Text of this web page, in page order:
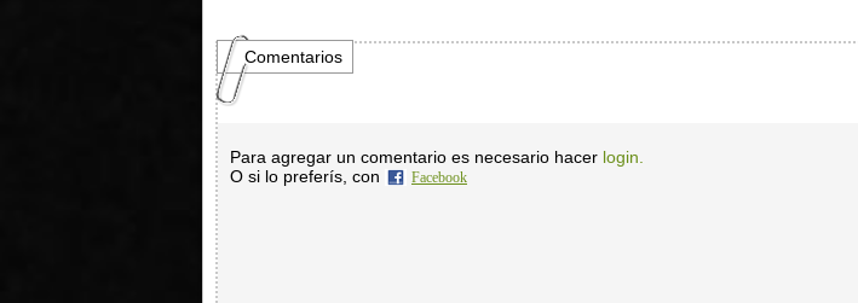
Comentarios
Para agregar un comentario es necesario hacer login.
O si lo preferís, con
Facebook